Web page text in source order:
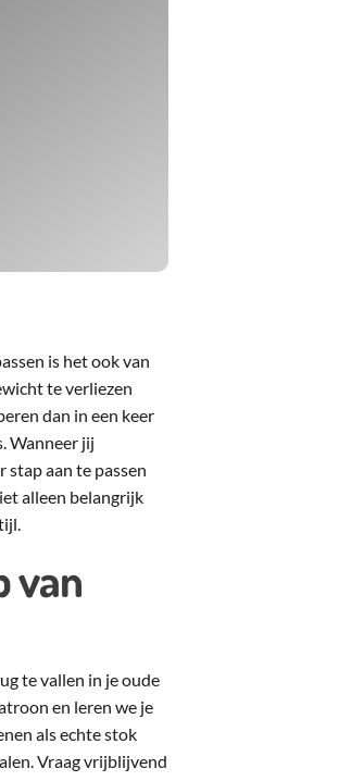
is het ook van
te verliezen
dan in een keer
Wanneer jij
aan te passen
alleen belangrijk
van
te vallen in je oude
en leren we je
als echte stok
Vraag vrijblijvend